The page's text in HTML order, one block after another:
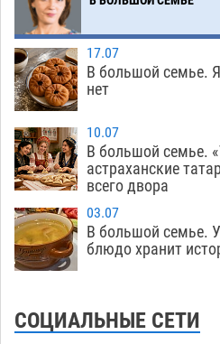
15:28
Тяга к сверхскоростям
астраханской
тысяч рублей
14:44
Астраханские кутилы
на полицейские
14:09
С 11 августа
обеспечат притоком в
13:29
Астраханский
12:53
Астраханские
17.07
В большой семье.
нет
10.07
В большой семье.
астраханские
всего двора
03.07
В большой семье.
блюдо хранит
СОЦИАЛЬНЫЕ СЕТИ